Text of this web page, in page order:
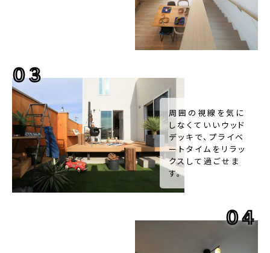
03
周囲の視線を気に
しなくていいウッド
デッキで、プライベ
ートタイムをリラッ
クスして過ごせま
す。
04